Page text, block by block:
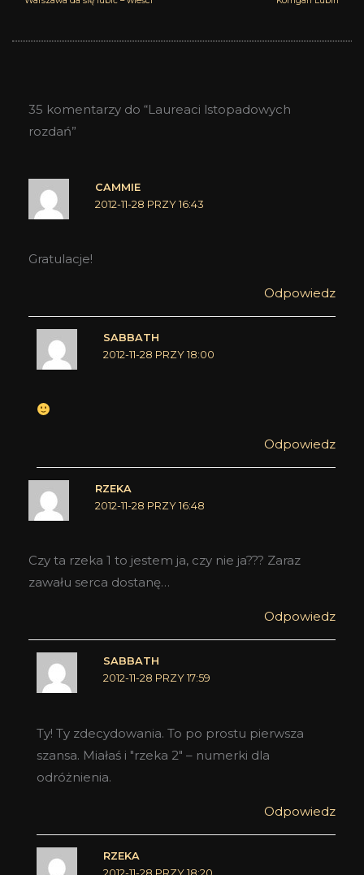
35 komentarzy do “Laureaci lstopadowych
rozdań”
CAMMIE
2012-11-28 PRZY 16:43
Gratulacje!
Odpowiedz
SABBATH
2012-11-28 PRZY 18:00
Odpowiedz
RZEKA
2012-11-28 PRZY 16:48
Czy ta rzeka 1 to jestem ja, czy nie ja??? Zaraz
zawału serca dostanę…
Odpowiedz
SABBATH
2012-11-28 PRZY 17:59
Ty! Ty zdecydowania. To po prostu pierwsza
szansa. Miałaś i "rzeka 2" – numerki dla
odróżnienia.
Odpowiedz
RZEKA